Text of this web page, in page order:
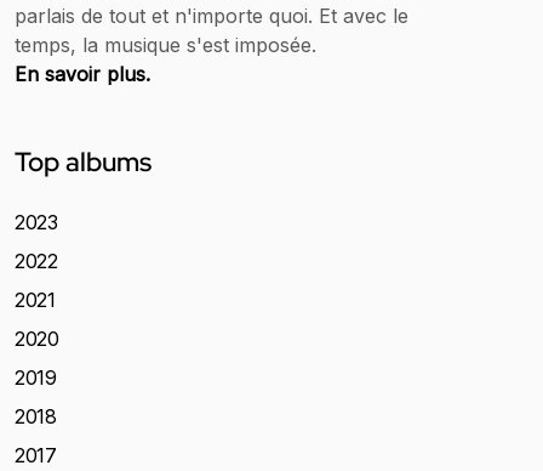
parlais de tout et n'importe quoi. Et avec le
temps, la musique s'est imposée.
En savoir plus.
Top albums
2023
2022
2021
2020
2019
2018
2017